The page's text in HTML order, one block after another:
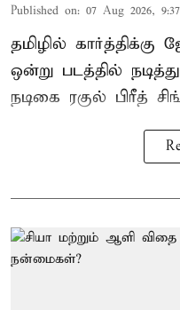
Published on: 07 Aug 2026,
தமிழில் கார்த்திக்கு
ஒன்று படத்தில்
நடிகை ரகுல் பிரீத்